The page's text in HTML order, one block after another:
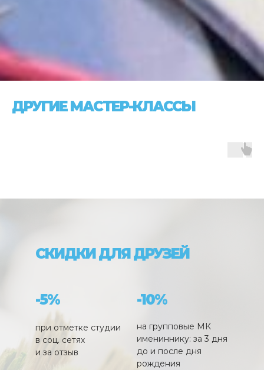
ДРУГИЕ МАСТЕР-КЛАССЫ
на групповые МК
имениннику: за 3 дня
до и после дня
рождения
-10%
при отметке студии
в соц. сетях
и за отзыв
-5%
СКИДКИ ДЛЯ ДРУЗЕЙ